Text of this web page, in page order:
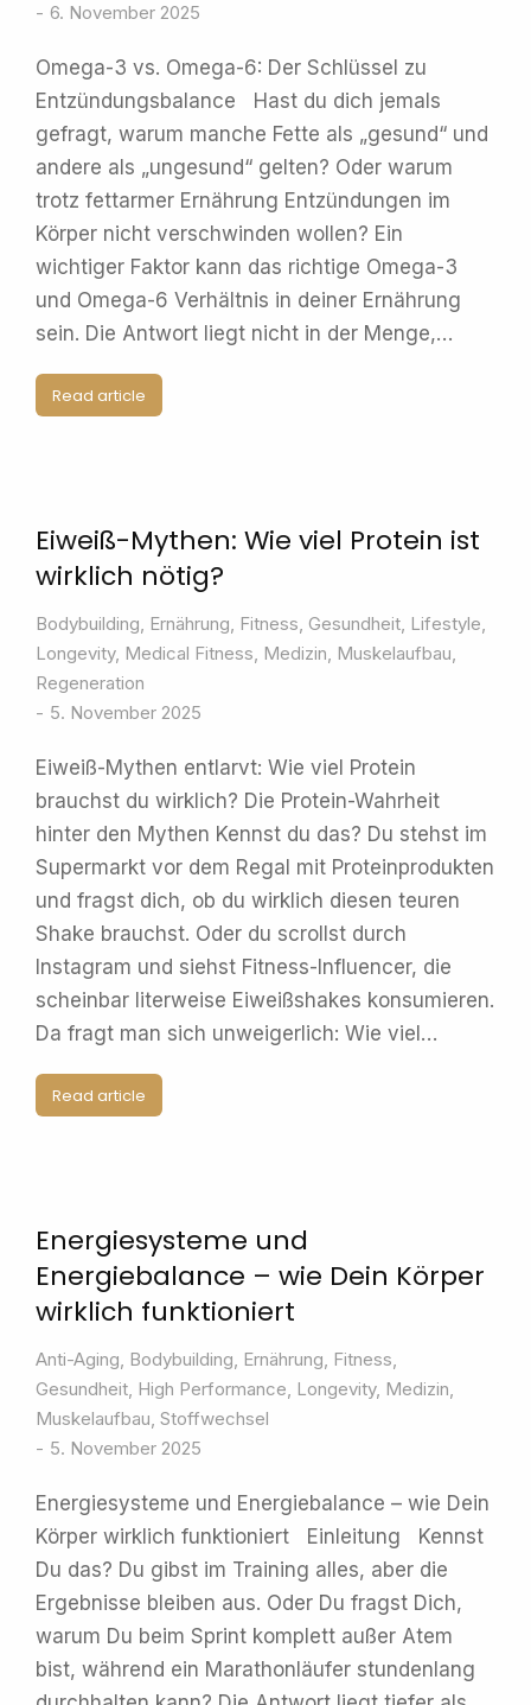
6. November 2025
Omega-3 vs. Omega-6: Der Schlüssel zu
Entzündungsbalance Hast du dich jemals
gefragt, warum manche Fette als „gesund“ und
andere als „ungesund“ gelten? Oder warum
trotz fettarmer Ernährung Entzündungen im
Körper nicht verschwinden wollen? Ein
wichtiger Faktor kann das richtige Omega-3
und Omega-6 Verhältnis in deiner Ernährung
sein. Die Antwort liegt nicht in der Menge,…
Read article
Eiweiß-Mythen: Wie viel Protein ist
wirklich nötig?
Bodybuilding, Ernährung, Fitness, Gesundheit, Lifestyle,
Longevity, Medical Fitness, Medizin, Muskelaufbau,
Regeneration
5. November 2025
Eiweiß-Mythen entlarvt: Wie viel Protein
brauchst du wirklich? Die Protein-Wahrheit
hinter den Mythen Kennst du das? Du stehst im
Supermarkt vor dem Regal mit Proteinprodukten
und fragst dich, ob du wirklich diesen teuren
Shake brauchst. Oder du scrollst durch
Instagram und siehst Fitness-Influencer, die
scheinbar literweise Eiweißshakes konsumieren.
Da fragt man sich unweigerlich: Wie viel…
Read article
Energiesysteme und
Energiebalance – wie Dein Körper
wirklich funktioniert
Anti-Aging, Bodybuilding, Ernährung, Fitness,
Gesundheit, High Performance, Longevity, Medizin,
Muskelaufbau, Stoffwechsel
5. November 2025
Energiesysteme und Energiebalance – wie Dein
Körper wirklich funktioniert Einleitung Kennst
Du das? Du gibst im Training alles, aber die
Ergebnisse bleiben aus. Oder Du fragst Dich,
warum Du beim Sprint komplett außer Atem
bist, während ein Marathonläufer stundenlang